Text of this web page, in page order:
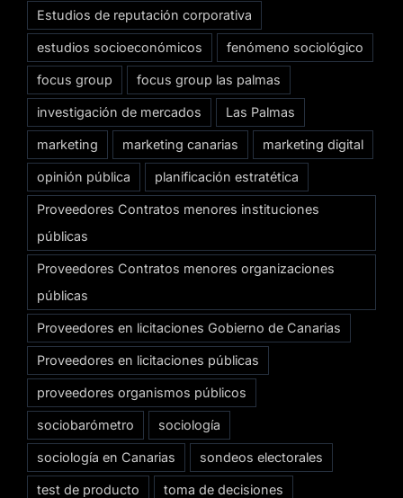
Estudios de reputación corporativa
estudios socioeconómicos fenómeno sociológico
focus group focus group las palmas
investigación de mercados Las Palmas
marketing marketing canarias marketing digital
opinión pública planificación estratética
Proveedores Contratos menores instituciones
públicas
Proveedores Contratos menores organizaciones
públicas
Proveedores en licitaciones Gobierno de Canarias
Proveedores en licitaciones públicas
proveedores organismos públicos
sociobarómetro sociología
sociología en Canarias sondeos electorales
test de producto toma de decisiones